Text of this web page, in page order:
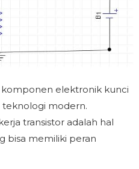
komponen elektronik kunci
modern.
transistor adalah hal
bisa memiliki peran